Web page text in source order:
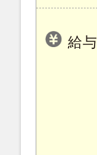
給与